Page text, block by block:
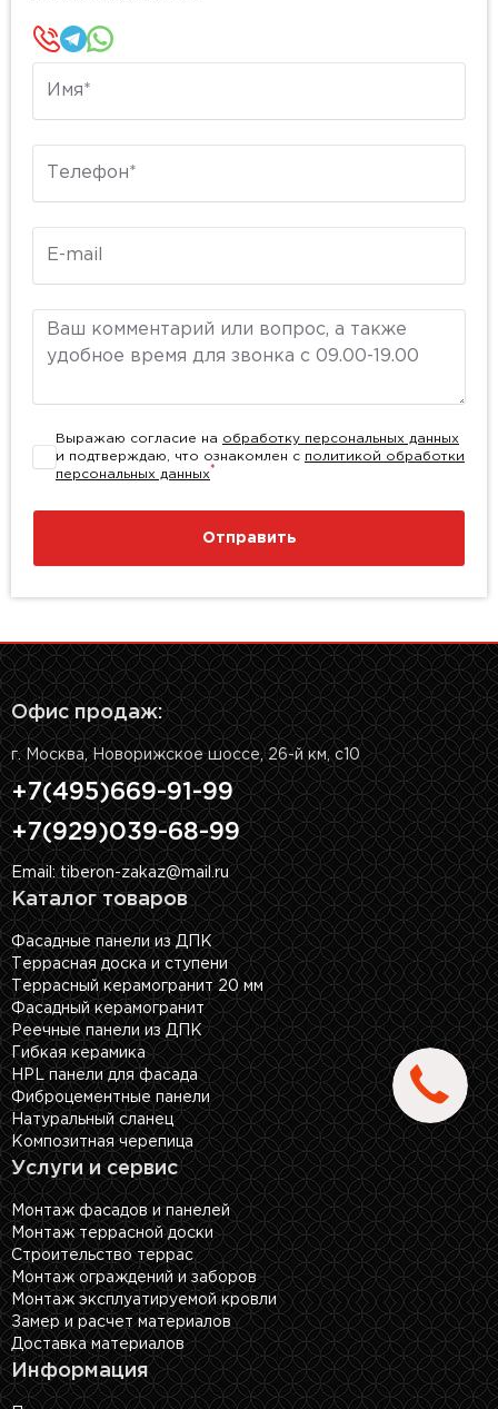
Комментарий
Выражаю согласие на обработку персональных данных
и подтверждаю, что ознакомлен с политикой обработки
персональных данных*
Отправить
Офис продаж:
г. Москва, Новорижское шоссе, 26-й км, с10
+7(495)669-91-99
+7(929)039-68-99
Email: tiberon-zakaz@mail.ru
Каталог товаров
Фасадные панели из ДПК
Террасная доска и ступени
Террасный керамогранит 20 мм
Фасадный керамогранит
Реечные панели из ДПК
Гибкая керамика
HPL панели для фасада
Фиброцементные панели
Натуральный сланец
Композитная черепица
Услуги и сервис
Монтаж фасадов и панелей
Монтаж террасной доски
Строительство террас
Монтаж ограждений и заборов
Монтаж эксплуатируемой кровли
Замер и расчет материалов
Доставка материалов
Информация